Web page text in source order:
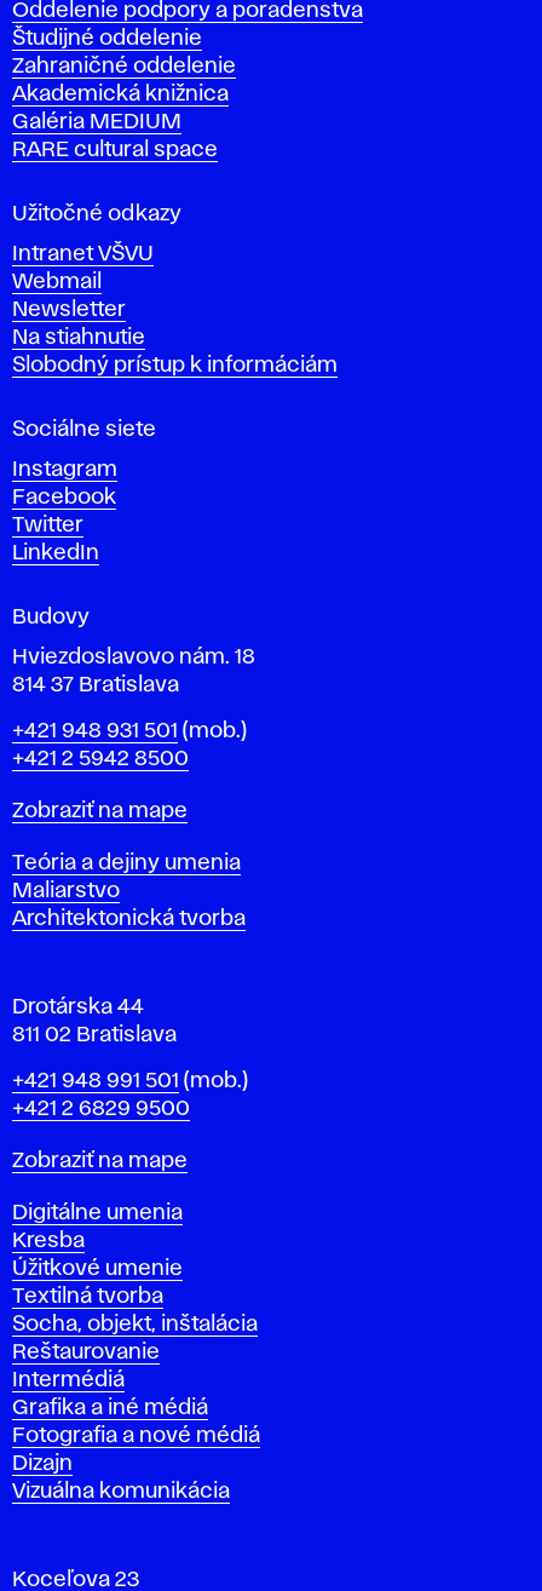
o
k
á
š
k
o
a
ý
t
v
a
r
ý
c
h
u
m
e
í
v
r
a
i
l
a
v
Oddelenie podpory a poradenstva
Študijné oddelenie
Zahraničné oddelenie
Akademická knižnica
Galéria MEDIUM
RARE cultural space
Užitočné odkazy
Intranet VŠVU
Webmail
Newsletter
Na stiahnutie
Slobodný prístup k informáciám
Sociálne siete
Instagram
Facebook
Twitter
LinkedIn
Budovy
Hviezdoslavovo nám. 18
814 37 Bratislava
Telefón
+421 948 931 501 (mob.)
+421 2 5942 8500
Mapa
Zobraziť na mape
Katedry
Teória a dejiny umenia
Maliarstvo
Architektonická tvorba
Drotárska 44
811 02 Bratislava
Telefón
+421 948 991 501 (mob.)
+421 2 6829 9500
Mapa
Zobraziť na mape
Katedry
Digitálne umenia
Kresba
Úžitkové umenie
Textilná tvorba
Socha, objekt, inštalácia
Reštaurovanie
Intermédiá
Grafika a iné médiá
Fotografia a nové médiá
Dizajn
Vizuálna komunikácia
Koceľova 23